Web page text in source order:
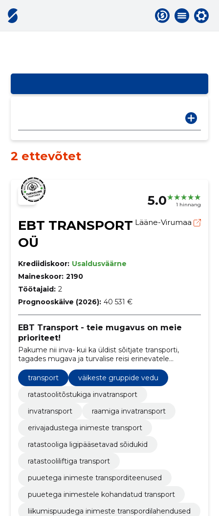
2 ettevõtet
5.0 1 hinnang
EBT TRANSPORT
OÜ
Lääne-Virumaa
Krediidiskoor: Usaldusväärne
Maineskoor: 2190
Töötajaid: 2
Prognooskäive (2026): 40 531 €
EBT Transport - teie mugavus on meie
prioriteet!
Pakume nii inva- kui ka üldist sõitjate transporti,
tagades mugava ja turvalise reisi erinevatele
marsuutidele Lääne-Virumaal ning laiendades
teenuseid vastavalt klientide vajadustele üle kogu
Eesti.
transport
väikeste gruppide vedu
ratastoolitõstukiga invatransport
invatransport
raamiga invatransport
erivajadustega inimeste transport
ratastooliga ligipääsetavad sõidukid
ratastooliliftiga transport
puuetega inimeste transporditeenused
puuetega inimestele kohandatud transport
liikumispuudega inimeste transpordilahendused